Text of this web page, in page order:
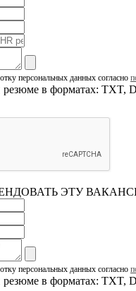
персональных данных согласно
в форматах: TXT,
ЭТУ
персональных данных согласно
в форматах: TXT,